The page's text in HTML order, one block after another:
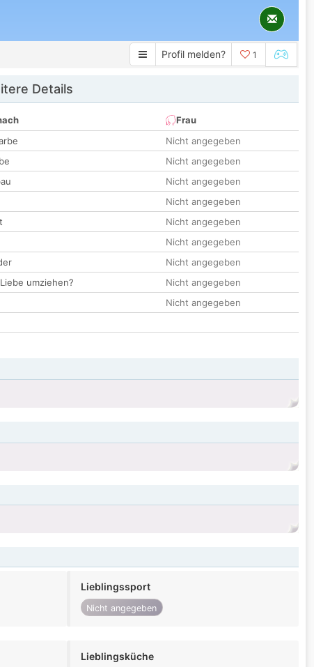
Profil melden? 1
Details
Frau
Nicht angegeben
Nicht angegeben
Nicht angegeben
Nicht angegeben
Nicht angegeben
Nicht angegeben
Nicht angegeben
umziehen?
Nicht angegeben
Nicht angegeben
Lieblingssport
Nicht angegeben
Lieblingsküche